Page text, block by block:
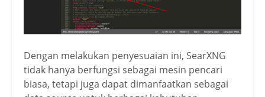
Dengan melakukan penyesuaian ini, SearXNG
tidak hanya berfungsi sebagai mesin pencari
biasa, tetapi juga dapat dimanfaatkan sebagai